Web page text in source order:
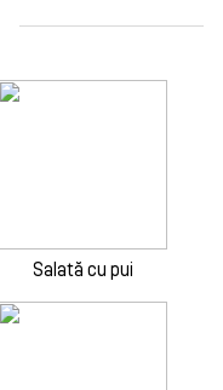
Salată cu pui